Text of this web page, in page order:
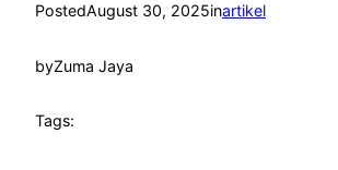
PostedAugust 30, 2025inartikel
byZuma Jaya
Tags: